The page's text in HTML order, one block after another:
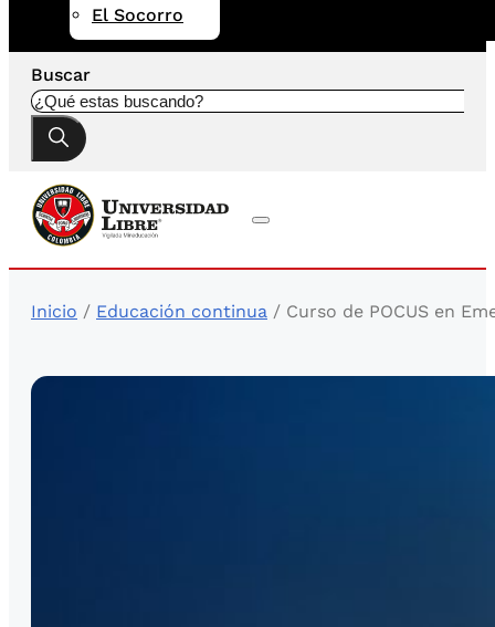
El Socorro
Buscar
Inicio / Educación continua / Curso de POCUS en